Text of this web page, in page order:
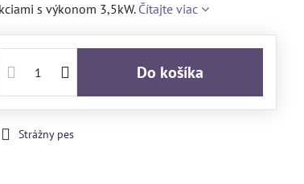
s výkonom 3,5kW. Čítajte viac
Do košíka
Strážny pes